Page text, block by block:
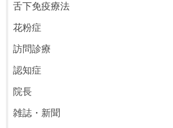
舌下免疫療法
花粉症
訪問診療
認知症
院長
雑誌・新聞